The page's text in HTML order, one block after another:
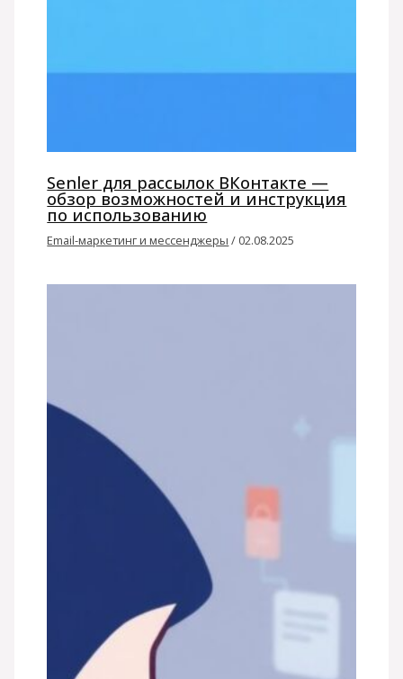
Senler для рассылок ВКонтакте —
обзор возможностей и инструкция
по использованию
Email-маркетинг и мессенджеры / 02.08.2025